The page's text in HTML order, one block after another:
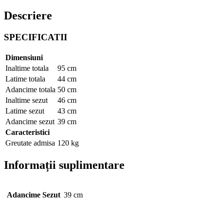
Descriere
SPECIFICATII
Dimensiuni
Inaltime totala
95 cm
Latime totala
44 cm
Adancime totala 50 cm
Inaltime sezut
46 cm
Latime sezut
43 cm
Adancime sezut 39 cm
Caracteristici
Greutate admisa 120 kg
Informații suplimentare
Adancime Sezut 39 cm